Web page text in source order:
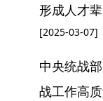
形成人才
[2025-03-07]
中央统战
战工作高